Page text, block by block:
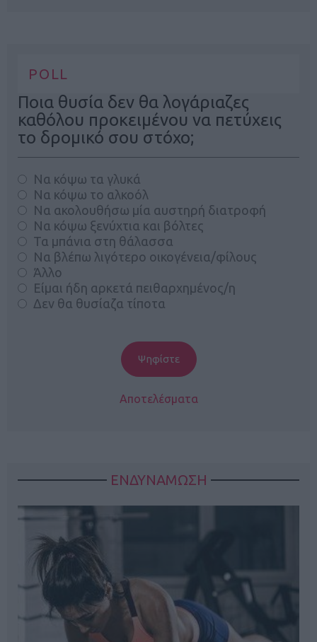
POLL
Ποια θυσία δεν θα λογάριαζες
καθόλου προκειμένου να πετύχεις
το δρομικό σου στόχο;
Να κόψω τα γλυκά
Να κόψω το αλκοόλ
Να ακολουθήσω μία αυστηρή διατροφή
Να κόψω ξενύχτια και βόλτες
Τα μπάνια στη θάλασσα
Να βλέπω λιγότερο οικογένεια/φίλους
Άλλο
Είμαι ήδη αρκετά πειθαρχημένος/η
Δεν θα θυσίαζα τίποτα
Αποτελέσματα
ΕΝΔΥΝΑΜΩΣΗ